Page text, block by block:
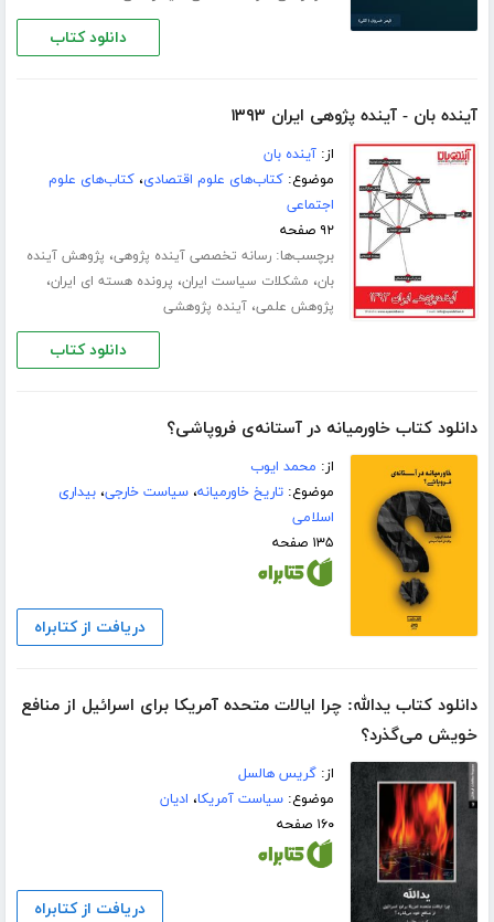
دانلود کتاب
آینده بان - آینده پژوهی ایران ۱۳۹۳
از:آینده بان
موضوع:کتاب‌های علوم اقتصادی،کتاب‌های علوم
اجتماعی
۹۲ صفحه
برچسب‌ها:رسانه تخصصی آینده پژوهی، پژوهش آینده
بان، مشکلات سیاست ایران، پرونده هسته ای ایران،
پژوهش علمی،آینده پژوهشی
دانلود کتاب
دانلود کتاب خاورمیانه در آستانه‌ی فروپاشی؟
از: محمد ایوب
موضوع:تاریخ خاورمیانه،سیاست خارجی،بیداری
اسلامی
۱۳۵ صفحه
دریافت از کتابراه
دانلود کتاب یدالله: چرا ایالات متحده آمریکا برای اسرائیل از منافع
خویش می‌گذرد؟
از:گریس هالسل
موضوع:سیاست آمریکا، ادیان
۱۶۰ صفحه
دریافت از کتابراه